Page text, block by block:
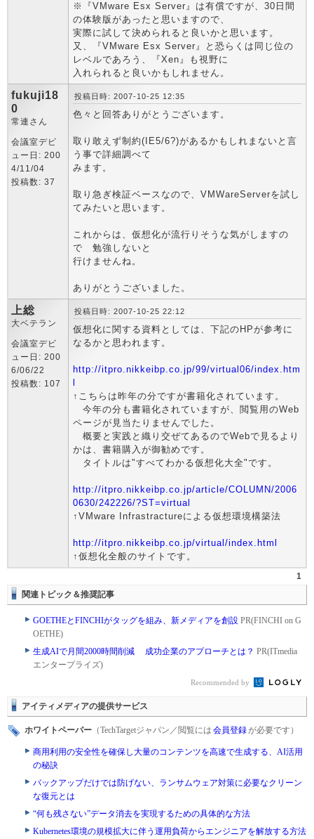
※『VMware Esx Server』は有償ですが、30日間
の体験版があったと思いますので、
実際に試して決められると良いかと思います。
又、『VMware Esx Server』と恐らくは同じ位の
レベルであろう、『Xen』も視野に
入れられると良いかもしれません。
fukuji18
0
常連さん
会議室デビ
ュー日: 200
4/11/04
投稿数: 37
投稿日時: 2007-10-25 12:35
色々と回答ありがとうございます。
取り敢えず制約(IE5/6?)があるかもしれまないと言
う事で詳細調べて
みます。
取り急ぎ検証ベースなので、VMWareServerを試し
てみたいと思います。
これからは、仮想化が流行りそうな気がしますの
で 勉強しないと
行けませんね。
ありがとうございました。
上総
大ベテラン
会議室デビ
ュー日: 200
6/06/22
投稿数: 107
投稿日時: 2007-10-25 22:12
仮想化に関する資料としては、下記のHPが参考に
なるかと思われます。
http://itpro.nikkeibp.co.jp/99/virtual06/index.htm
↑こちらは昨年の分ですが書籍化されています。
今年の分も書籍化されていますが、閲覧用のWeb
ページが見当たりませんでした。
概要と実践と織り交ぜてあるのでWebで見るより
かは、書籍購入が御勧めです。
タイトルは"すべてわかる仮想化大全"です。
http://itpro.nikkeibp.co.jp/article/COLUMN/2006
0630/242226/?ST=virtual
↑VMware Infrastractureによる仮想環境構築法
http://itpro.nikkeibp.co.jp/virtual/index.html
↑仮想化全般のサイトです。
1
関連トピック＆推奨記事
GOETHEとFINCHIがタッグを組み、新メディアを創設 PR(FINCHI on G
OETHE)
生成AIで月間2000時間削減 成功企業のアプローチとは？ PR(ITmedia
エンタープライズ)
Recommended by
アイティメディアの提供サービス
ホワイトペーパー （TechTargetジャパン／閲覧には 会員登録が必要です）
商用利用の安全性を確保し大量のコンテンツを高速で生成する、AI活用
の秘訣
バックアップだけでは防げない、ランサムウェア対策に必要なクリーン
な復元とは
“何も残さない”データ消去を実現するための具体的な方法
Kubernetes環境の規模拡大に伴う運用負荷からエンジニアを解放する方法